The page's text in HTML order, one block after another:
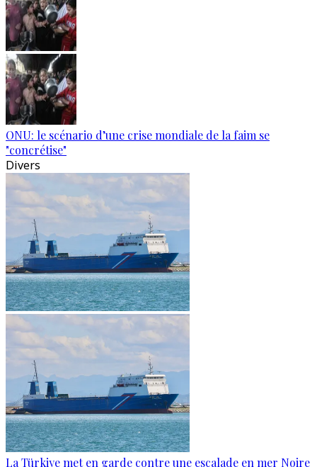
ONU: le scénario d’une crise mondiale de la faim se
"concrétise"
Divers
La Türkiye met en garde contre une escalade en mer Noire